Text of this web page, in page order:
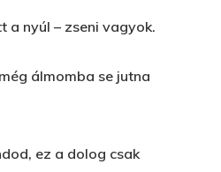
a nyúl – zseni vagyok.
álmomba se jutna
ez a dolog csak